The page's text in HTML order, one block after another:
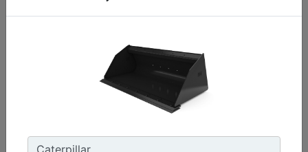
1.576 mm (62 inç), Cıvata Bağlantılı Kesici Kenar